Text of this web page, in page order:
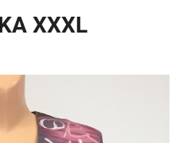
XXXL